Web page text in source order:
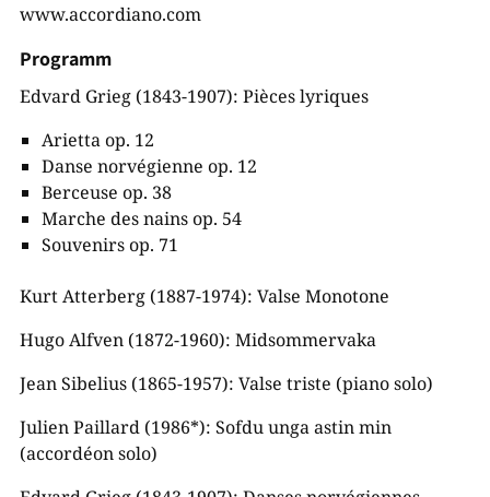
www.accordiano.com
Programm
Edvard Grieg (1843-1907): Pièces lyriques
Arietta op. 12
Danse norvégienne op. 12
Berceuse op. 38
Marche des nains op. 54
Souvenirs op. 71
Kurt Atterberg (1887-1974): Valse Monotone
Hugo Alfven (1872-1960): Midsommervaka
Jean Sibelius (1865-1957): Valse triste (piano solo)
Julien Paillard (1986*): Sofdu unga astin min
(accordéon solo)